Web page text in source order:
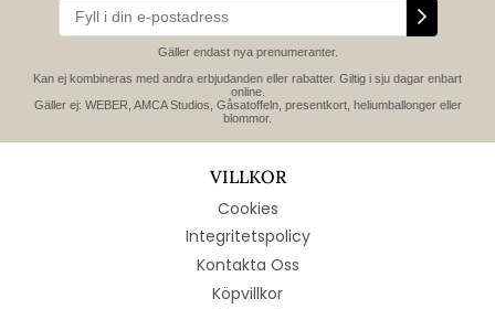
Gäller endast nya prenumeranter.
Kan ej kombineras med andra erbjudanden eller rabatter. Giltig i sju dagar enbart
online.
Gäller ej: WEBER, AMCA Studios, Gåsatoffeln, presentkort, heliumballonger eller
blommor.
VILLKOR
Cookies
Integritetspolicy
Kontakta Oss
Köpvillkor